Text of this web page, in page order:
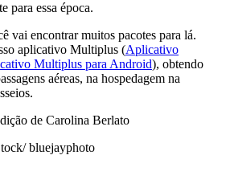
para essa época.
vai encontrar muitos pacotes para lá.
aplicativo Multiplus (Aplicativo
Multiplus para Android), obtendo
aéreas, na hospedagem na
de Carolina Berlato
bluejayphoto